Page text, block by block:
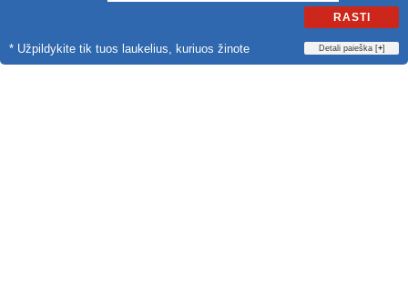
RASTI
* Užpildykite tik tuos laukelius, kuriuos žinote Detali paieška [+]